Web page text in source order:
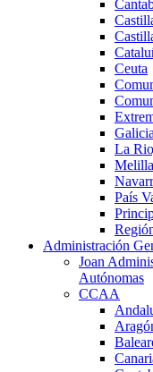
Ceuta
Galicia
La
Melilla
País
Administración
Joan
Autónomas
CCAA